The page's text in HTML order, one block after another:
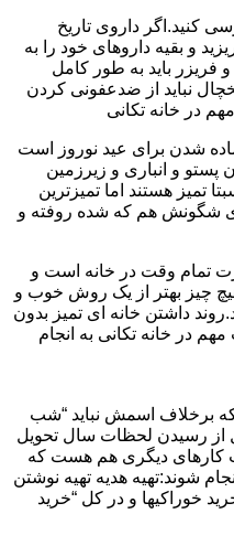
کنید.اگر داروی تاریخ
و بقیه داروهای خود را به
فریزر باید به طور کامل
نباید از ضدعفونی کردن
در خانه تکانی
شدن برای عید نوروز است
پستو و انباری و زیرزمین
تمیز هستند اما تمیزترین
شگونش هم که شده روفته و
تمام وقت در خانه است و
چیز بهتر از یک روش خوب و
داشتن خانه ای تمیز بدون
در خانه تکانی به انجام
برخلاف اسمش نباید “شب
از رسیدن لحظات سال تحویل
کارهای دیگری هم هست که
شوند:تهیه هدیه تهیه نوشتن
خوراکیها و در کل “خرید